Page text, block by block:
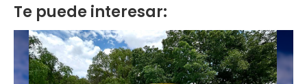
Te puede interesar: